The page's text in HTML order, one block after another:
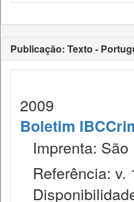
Publicação: Texto -
2009
Boletim
Imprenta: São
Referência: v.